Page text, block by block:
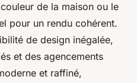
de la maison ou le
pour un rendu cohérent.
de design inégalée,
et des agencements
et raffiné,